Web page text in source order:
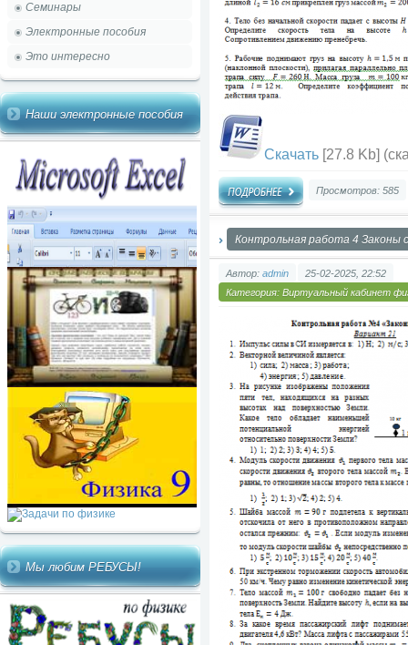
Семинары
Электронные пособия
Это интересно
Наши электронные пособия
Мы любим РЕБУСЫ!
Скачать [27.8 Kb]
Просмотров: 585
Контрольная работа 4 Законы
Автор: admin
25-02-2025, 22:52
Категория: Виртуальный кабинет